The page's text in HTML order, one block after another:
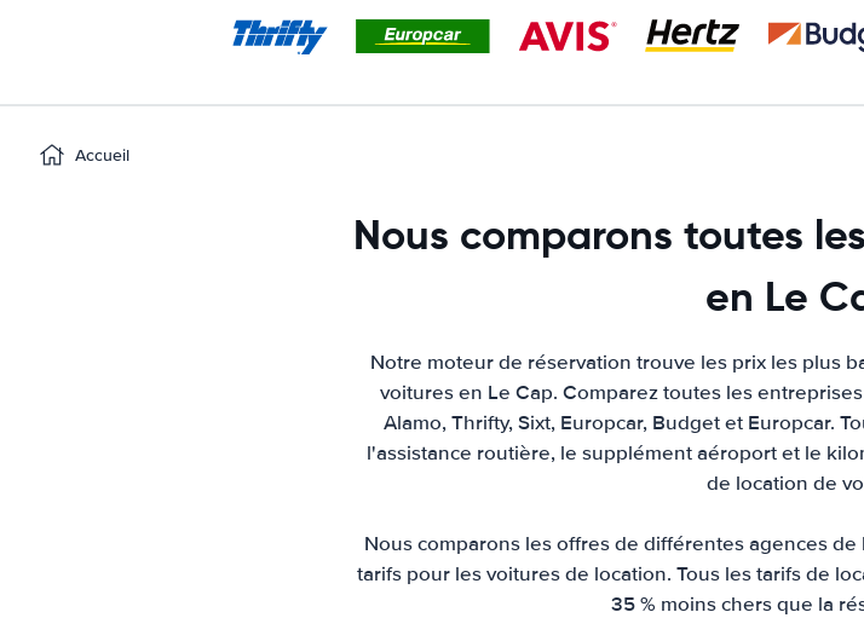
Accueil
Nous comparons toutes
en Le
Notre moteur de réservation trouve les prix les plus
voitures en Le Cap. Comparez toutes les
Alamo, Thrifty, Sixt, Europcar, Budget et Europcar.
l'assistance routière, le supplément aéroport et le
de location de
Nous comparons les offres de différentes agences
tarifs pour les voitures de location. Tous les tarifs de
35 % moins chers que la